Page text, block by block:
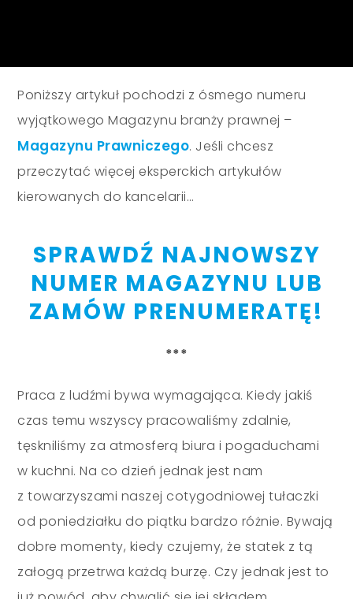
Poniższy artykuł pochodzi z ósmego numeru
wyjątkowego Magazynu branży prawnej –
Magazynu Prawniczego. Jeśli chcesz
przeczytać więcej eksperckich artykułów
kierowanych do kancelarii…
SPRAWDŹ NAJNOWSZY
NUMER MAGAZYNU LUB
ZAMÓW PRENUMERATĘ!
***
Praca z ludźmi bywa wymagająca. Kiedy jakiś
czas temu wszyscy pracowaliśmy zdalnie,
tęskniliśmy za atmosferą biura i pogaduchami
w kuchni. Na co dzień jednak jest nam
z towarzyszami naszej cotygodniowej tułaczki
od poniedziałku do piątku bardzo różnie. Bywają
dobre momenty, kiedy czujemy, że statek z tą
załogą przetrwa każdą burzę. Czy jednak jest to